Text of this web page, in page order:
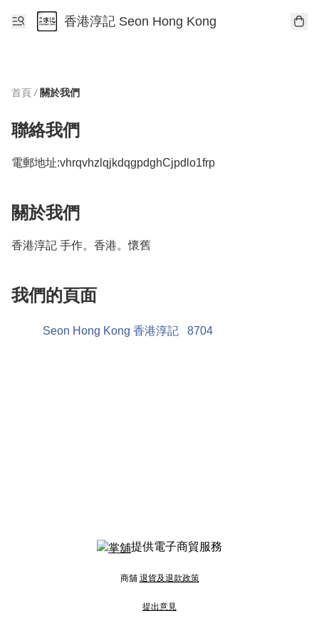
香港淳記 Seon Hong Kong
首頁 / 關於我們
聯絡我們
電郵地址:vhrqvhzlqjkdqgpdghCjpdlo1frp
關於我們
香港淳記 手作。香港。懷舊
我們的頁面
Seon Hong Kong 香港淳記 8704
提供電子商貿服務
商舖 退貨及退款政策
提出意見